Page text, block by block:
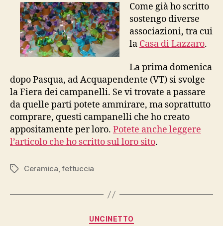
Come già ho scritto
sostengo diverse
associazioni, tra cui
la Casa di Lazzaro.
La prima domenica
dopo Pasqua, ad Acquapendente (VT) si svolge
la Fiera dei campanelli. Se vi trovate a passare
da quelle parti potete ammirare, ma soprattutto
comprare, questi campanelli che ho creato
appositamente per loro. Potete anche leggere
l’articolo che ho scritto sul loro sito.
Tag Ceramica,fettuccia
Categorie
UNCINETTO